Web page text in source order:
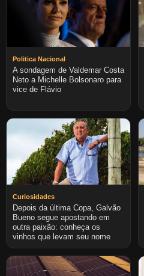
Politica Nacional
A sondagem de Valdemar Costa
Neto a Michelle Bolsonaro para
vice de Flávio
Curiosidades
Depois da última Copa, Galvão
Bueno segue apostando em
outra paixão: conheça os
vinhos que levam seu nome